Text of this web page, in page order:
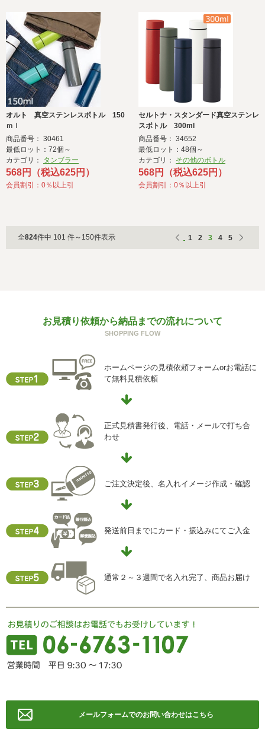
オルト 真空ステンレスボトル 150
ｍｌ
商品番号： 30461
最低ロット：72個～
カテゴリ： タンブラー
568円（税込625円）
会員割引：0％以上引
セルトナ・スタンダード真空ステンレ
スボトル 300ml
商品番号： 34652
最低ロット：48個～
カテゴリ： その他のボトル
568円（税込625円）
会員割引：0％以上引
全824件中 101 件～150件表示 1 2 3 4 5
お見積り依頼から納品までの流れについて
SHOPPING FLOW
ホームページの見積依頼フォームorお電話に
て無料見積依頼
正式見積書発行後、電話・メールで打ち合
わせ
ご注文決定後、名入れイメージ作成・確認
発送前日までにカード・振込みにてご入金
通常２～３週間で名入れ完了、商品お届け
メールフォームでのお問い合わせはこちら